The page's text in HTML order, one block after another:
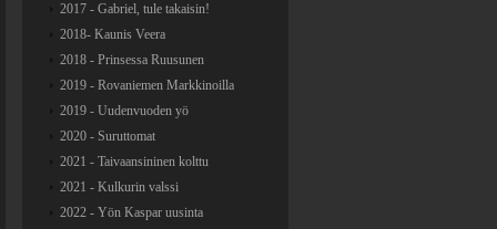
2017 - Gabriel, tule takaisin!
2018- Kaunis Veera
2018 - Prinsessa Ruusunen
2019 - Rovaniemen Markkinoilla
2019 - Uudenvuoden yö
2020 - Suruttomat
2021 - Taivaansininen kolttu
2021 - Kulkurin valssi
2022 - Yön Kaspar uusinta